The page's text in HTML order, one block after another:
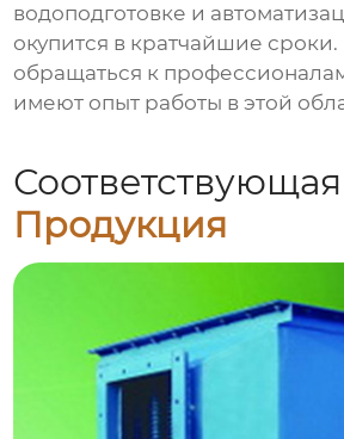
водоподготовке и
окупится в кратчайшие сроки.
обращаться к
имеют опыт работы в этой
Соответствующая
Продукция